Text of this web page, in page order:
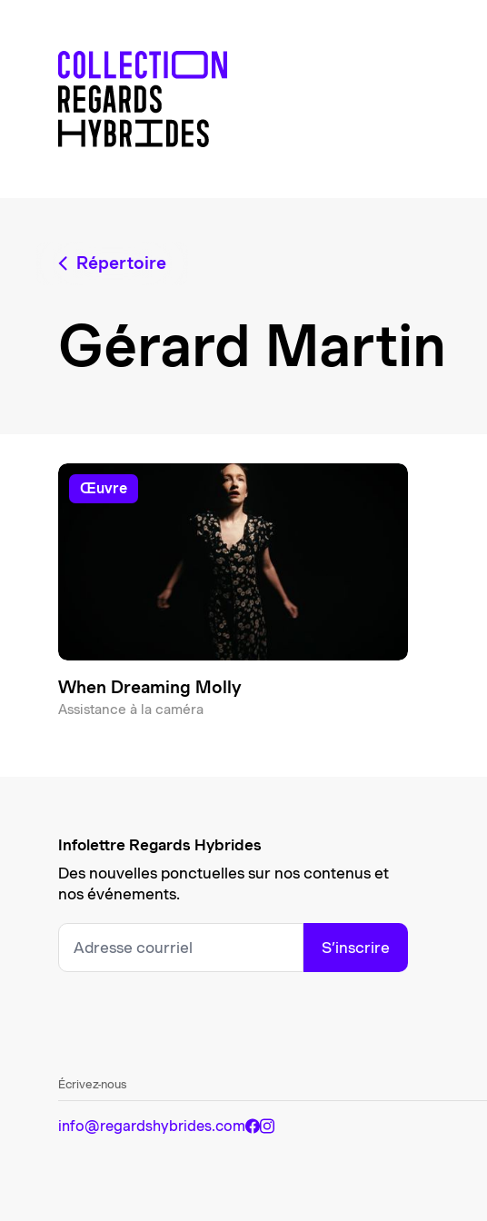
Répertoire
Gérard Martin
œuvre
When Dreaming Molly
Assistance à la caméra
Infolettre Regards Hybrides
Des nouvelles ponctuelles sur nos contenus et
nos événements.
S’inscrire
Écrivez-nous
info@regardshybrides.com